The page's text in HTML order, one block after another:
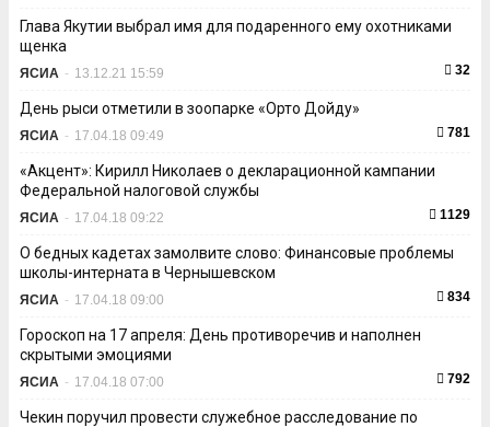
Глава Якутии выбрал имя для подаренного ему охотниками
щенка
ЯСИА - 13.12.21 15:59 32
День рыси отметили в зоопарке «Орто Дойду»
ЯСИА - 17.04.18 09:49 781
«Акцент»: Кирилл Николаев о декларационной кампании
Федеральной налоговой службы
ЯСИА - 17.04.18 09:22 1129
О бедных кадетах замолвите слово: Финансовые проблемы
школы-интерната в Чернышевском
ЯСИА - 17.04.18 09:00 834
Гороскоп на 17 апреля: День противоречив и наполнен
скрытыми эмоциями
ЯСИА - 17.04.18 07:00 792
Чекин поручил провести служебное расследование по